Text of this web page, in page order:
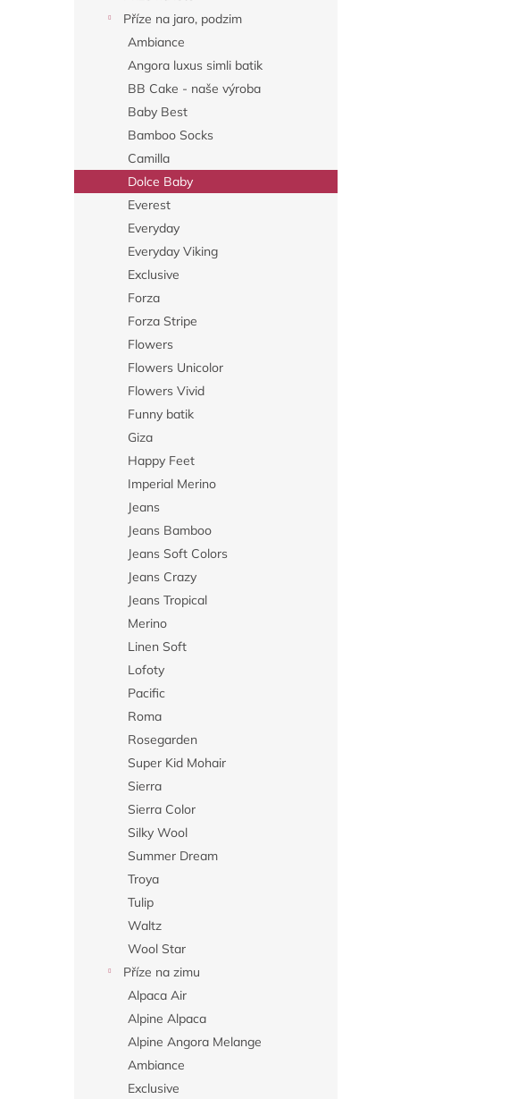
Příze na jaro, podzim
Ambiance
Angora luxus simli batik
BB Cake - naše výroba
Baby Best
Bamboo Socks
Camilla
Dolce Baby
Everest
Everyday
Everyday Viking
Exclusive
Forza
Forza Stripe
Flowers
Flowers Unicolor
Flowers Vivid
Funny batik
Giza
Happy Feet
Imperial Merino
Jeans
Jeans Bamboo
Jeans Soft Colors
Jeans Crazy
Jeans Tropical
Merino
Linen Soft
Lofoty
Pacific
Roma
Rosegarden
Super Kid Mohair
Sierra
Sierra Color
Silky Wool
Summer Dream
Troya
Tulip
Waltz
Wool Star
Příze na zimu
Alpaca Air
Alpine Alpaca
Alpine Angora Melange
Ambiance
Exclusive